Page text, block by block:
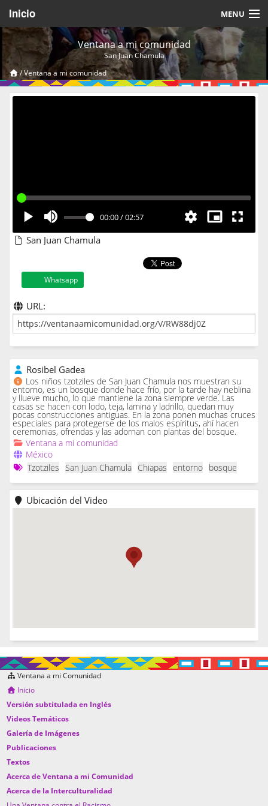
Inicio MENU
Acerca de
Videos Temáticos
Cerrar Sesión
Ventana a mi comunidad
San Juan Chamula
/Ventana a mi comunidad
00:00/02:57
San Juan Chamula
Whatsapp
URL:
Rosibel Gadea
Los niños tzotziles de San Juan Chamula nos muestran su
entorno, es un bosque donde hace frío, por la tarde hay neblina
y llueve mucho, lo que mantiene la zona siempre verde. Las
casas se hacen con lodo, teja, lamina y ladrillo, quedan muy
pocas construcciones antiguas. En la zona ponen muchas cruces
especiales para protegerse de los malos espíritus, ahí hacen
ceremonias, ofrendas y las adornan con plantas del bosque.
Ventana a mi comunidad
México
Tzotziles
San Juan Chamula Chiapas entorno bosque
Ubicación del Video
Ventana a mi Comunidad
Inicio
Versión subtitulada en Inglés
Videos Temáticos
Galería de Imágenes
Publicaciones
Textos
Acerca de Ventana a mi Comunidad
Acerca de la Interculturalidad